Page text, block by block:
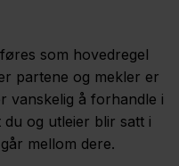
som hovedregel
partene og mekler er
vanskelig å forhandle i
og utleier blir satt i
mellom dere.